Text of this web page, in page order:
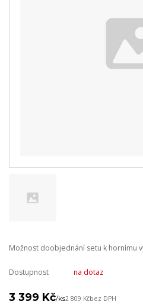
Možnost doobjednání setu k hornímu
Dostupnost na dotaz
3 399 Kč/ks2 809 Kčbez DPH